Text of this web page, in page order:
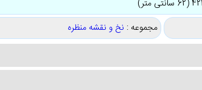
مجموعه : نخ و نقشه منظره